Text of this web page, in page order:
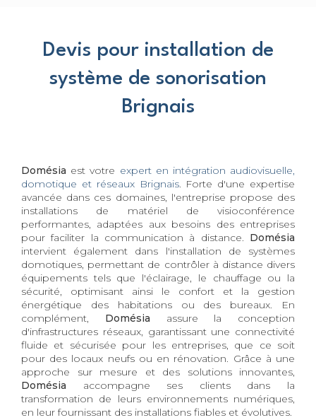
Devis pour installation de
système de sonorisation
Brignais
Domésia est votre expert en intégration audiovisuelle,
domotique et réseaux Brignais. Forte d'une expertise
avancée dans ces domaines, l'entreprise propose des
installations de matériel de visioconférence
performantes, adaptées aux besoins des entreprises
pour faciliter la communication à distance. Domésia
intervient également dans l'installation de systèmes
domotiques, permettant de contrôler à distance divers
équipements tels que l'éclairage, le chauffage ou la
sécurité, optimisant ainsi le confort et la gestion
énergétique des habitations ou des bureaux. En
complément, Domésia assure la conception
d'infrastructures réseaux, garantissant une connectivité
fluide et sécurisée pour les entreprises, que ce soit
pour des locaux neufs ou en rénovation. Grâce à une
approche sur mesure et des solutions innovantes,
Domésia accompagne ses clients dans la
transformation de leurs environnements numériques,
en leur fournissant des installations fiables et évolutives.